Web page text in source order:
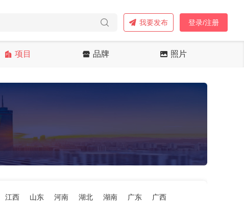
我要发布 登录/注册
项目 品牌 照片
江西 山东 河南 湖北 湖南 广东
广西